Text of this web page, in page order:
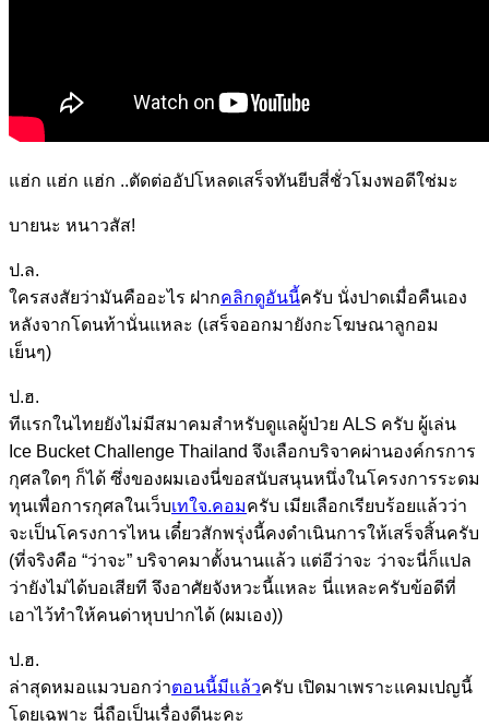
แฮ่ก แฮ่ก แฮ่ก ..ตัดต่ออัปโหลดเสร็จทันยีบสี่ชั่วโมงพอดีใช่มะ
บายนะ หนาวสัส!
ป.ล.
ใครสงสัยว่ามันคืออะไร ฝากคลิกดูอันนี้ครับ นั่งปาดเมื่อคืนเอง
หลังจากโดนท้านั่นแหละ (เสร็จออกมายังกะโฆษณาลูกอม
เย็นๆ)
ป.ฮ.
ทีแรกในไทยยังไม่มีสมาคมสำหรับดูแลผู้ป่วย ALS ครับ ผู้เล่น
Ice Bucket Challenge Thailand จึงเลือกบริจาคผ่านองค์กรการ
กุศลใดๆ ก็ได้ ซึ่งของผมเองนี่ขอสนับสนุนหนึ่งในโครงการระดม
ทุนเพื่อการกุศลในเว็บเทใจ.คอมครับ เมียเลือกเรียบร้อยแล้วว่า
จะเป็นโครงการไหน เดี๋ยวสักพรุ่งนี้คงดำเนินการให้เสร็จสิ้นครับ
(ที่จริงคือ “ว่าจะ” บริจาคมาตั้งนานแล้ว แต่อีว่าจะ ว่าจะนี่ก็แปล
ว่ายังไม่ได้บอเสียที จึงอาศัยจังหวะนี้แหละ นี่แหละครับข้อดีที่
เอาไว้ทำให้คนด่าหุบปากได้ (ผมเอง))
ป.ฮ.
ล่าสุดหมอแมวบอกว่าตอนนี้มีแล้วครับ เปิดมาเพราะแคมเปญนี้
โดยเฉพาะ นี่ถือเป็นเรื่องดีนะคะ